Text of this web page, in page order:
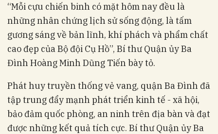
“Mỗi cựu chiến binh có mặt hôm nay đều là
những nhân chứng lịch sử sống động, là tấm
gương sáng về bản lĩnh, khí phách và phẩm chất
cao đẹp của Bộ đội Cụ Hồ”, Bí thư Quận ủy Ba
Đình Hoàng Minh Dũng Tiến bày tỏ.
Phát huy truyền thống vẻ vang, quận Ba Đình đã
tập trung đẩy mạnh phát triển kinh tế - xã hội,
bảo đảm quốc phòng, an ninh trên địa bàn và đạt
được những kết quả tích cực. Bí thư Quận ủy Ba